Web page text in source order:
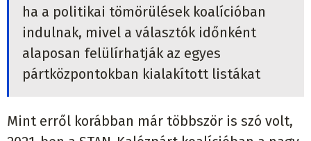
ha a politikai tömörülések koalícióban
indulnak, mivel a választók időnként
alaposan felülírhatják az egyes
pártközpontokban kialakított listákat
Mint erről korábban már többször is szó volt,